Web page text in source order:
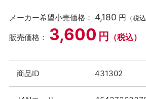
メーカー希望小売価格： 4,180 円 （税込
販売価格： 3,600 円 （税込）
商品ID 431302